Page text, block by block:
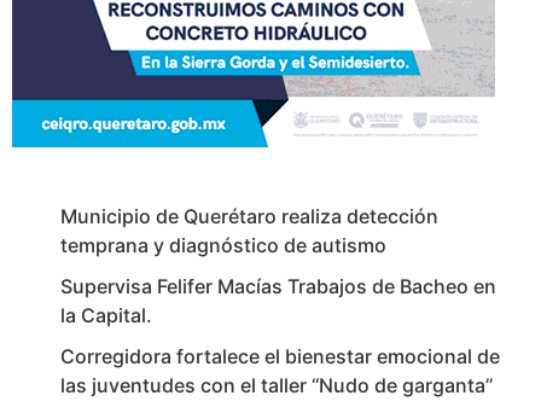
Municipio de Querétaro realiza detección
temprana y diagnóstico de autismo
Supervisa Felifer Macías Trabajos de Bacheo en
la Capital.
Corregidora fortalece el bienestar emocional de
las juventudes con el taller ‘‘Nudo de garganta’’